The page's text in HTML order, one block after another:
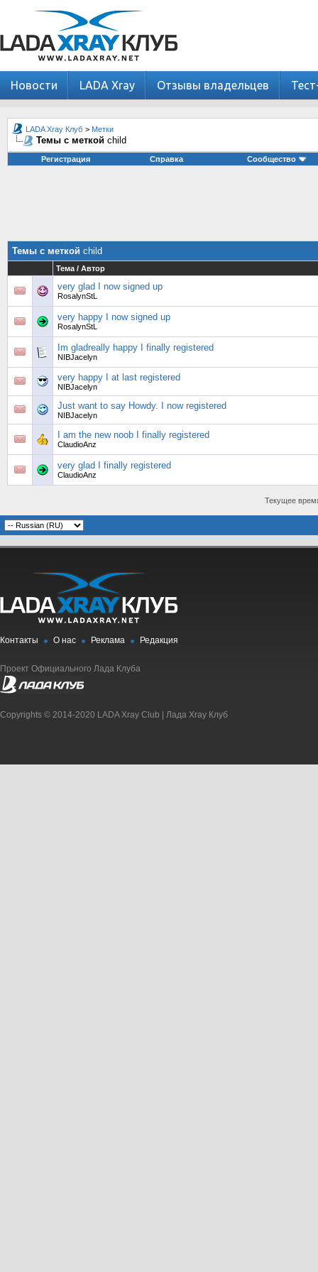
Новости LADA Xray Отзывы владельцев
LADA Xray Клуб > Метки
Темы с меткой child
Регистрация Справка Сообщество
Темы с меткой child
Тема / Автор
very glad I now signed up
RosalynStL
very happy I now signed up
RosalynStL
Im gladreally happy I finally registered
NIBJacelyn
very happy I at last registered
NIBJacelyn
Just want to say Howdy. I now registered
NIBJacelyn
I am the new noob I finally registered
ClaudioAnz
very glad I finally registered
ClaudioAnz
Текущее
Контакты О нас Реклама Редакция
Проект Официального Лада Клуба
Copyrights © 2014-2020 LADA Xray Club | Лада Xray Клуб